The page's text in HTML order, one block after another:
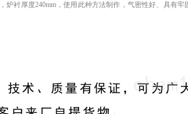
衬厚度240mm，使用此种方法制作，气密性好、具有